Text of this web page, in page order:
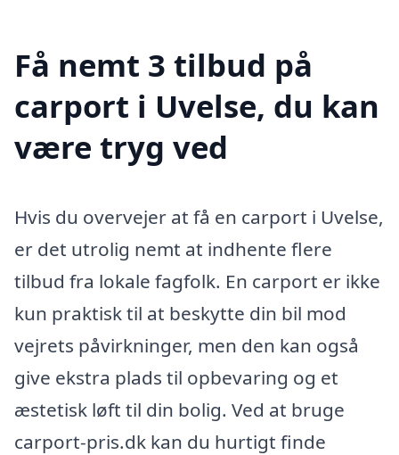
Få nemt 3 tilbud på
carport i Uvelse, du kan
være tryg ved
Hvis du overvejer at få en carport i Uvelse,
er det utrolig nemt at indhente flere
tilbud fra lokale fagfolk. En carport er ikke
kun praktisk til at beskytte din bil mod
vejrets påvirkninger, men den kan også
give ekstra plads til opbevaring og et
æstetisk løft til din bolig. Ved at bruge
carport-pris.dk kan du hurtigt finde